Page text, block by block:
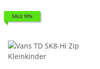
SALE 10%